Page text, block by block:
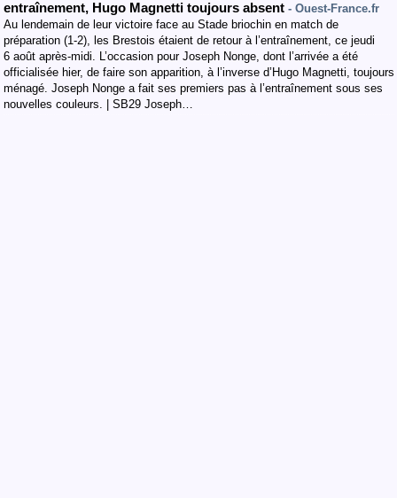
entraînement, Hugo Magnetti toujours absent - Ouest-France.fr
Au lendemain de leur victoire face au Stade briochin en match de
préparation (1-2), les Brestois étaient de retour à l’entraînement, ce jeudi
6 août après-midi. L’occasion pour Joseph Nonge, dont l’arrivée a été
officialisée hier, de faire son apparition, à l’inverse d’Hugo Magnetti, toujours
ménagé. Joseph Nonge a fait ses premiers pas à l’entraînement sous ses
nouvelles couleurs. | SB29 Joseph…